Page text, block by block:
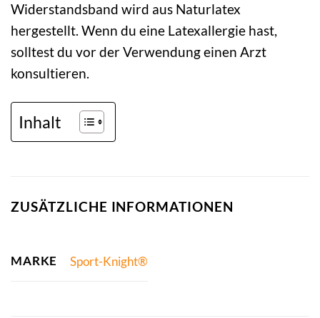
Widerstandsband wird aus Naturlatex
hergestellt. Wenn du eine Latexallergie hast,
solltest du vor der Verwendung einen Arzt
konsultieren.
Inhalt
ZUSÄTZLICHE INFORMATIONEN
MARKE Sport-Knight®